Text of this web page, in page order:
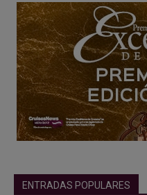
ENTRADAS POPULARES